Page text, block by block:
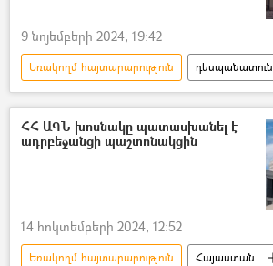
9 նոյեմբերի 2024, 19:42
Եռակողմ հայտարարություն
դեսպանատուն
Հայաստան
Ռուսաստան
Հայաստան-Ռուսաստան համագործակցություն
ՀՀ ԱԳՆ խոսնակը պատասխանել է
ադրբեջանցի պաշտոնակցին
14 հոկտեմբերի 2024, 12:52
Եռակողմ հայտարարություն
Հայաստան